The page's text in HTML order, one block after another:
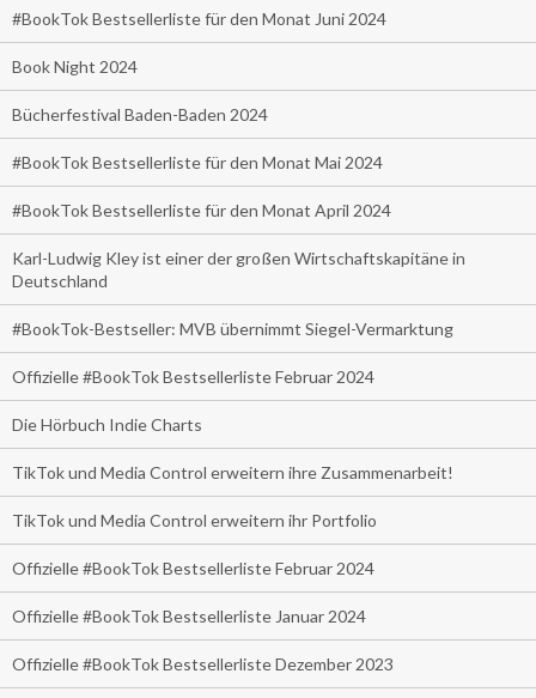
#BookTok Bestsellerliste für den Monat Juni 2024
Book Night 2024
Bücherfestival Baden-Baden 2024
#BookTok Bestsellerliste für den Monat Mai 2024
#BookTok Bestsellerliste für den Monat April 2024
Karl-Ludwig Kley ist einer der großen Wirtschaftskapitäne in
Deutschland
#BookTok-Bestseller: MVB übernimmt Siegel-Vermarktung
Offizielle #BookTok Bestsellerliste Februar 2024
Die Hörbuch Indie Charts
TikTok und Media Control erweitern ihre Zusammenarbeit!
TikTok und Media Control erweitern ihr Portfolio
Offizielle #BookTok Bestsellerliste Februar 2024
Offizielle #BookTok Bestsellerliste Januar 2024
Offizielle #BookTok Bestsellerliste Dezember 2023